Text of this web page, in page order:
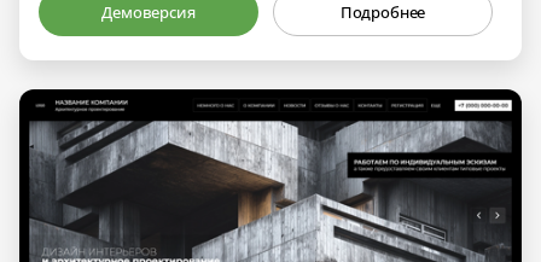
Демоверсия Подробнее